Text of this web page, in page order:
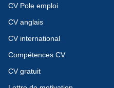
CV Pole emploi
CV anglais
CV international
Compétences CV
CV gratuit